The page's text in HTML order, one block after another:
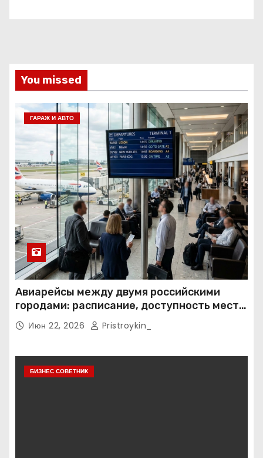
You missed
ГАРАЖ И АВТО
Авиарейсы между двумя российскими
городами: расписание, доступность мест и
тарифные условия
Июн 22, 2026 Pristroykin_
БИЗНЕС СОВЕТНИК